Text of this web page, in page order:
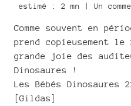
estimé : 2 mn | Un
Comme souvent en
prend copieusement
grande joie des
Dinosaures !
Les Bébés Dinosaures
[Gildas]